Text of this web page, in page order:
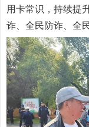
用卡常识，持续提
诈、全民防诈、全